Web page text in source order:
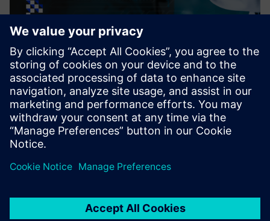
Setta Progress
Integration with ERP & Full Traceability Maintenance and
production KPIs – Greater profit Inventory Analysis and
Financial Planning with Interactive and Customizable
Dashboard
Saznajte više